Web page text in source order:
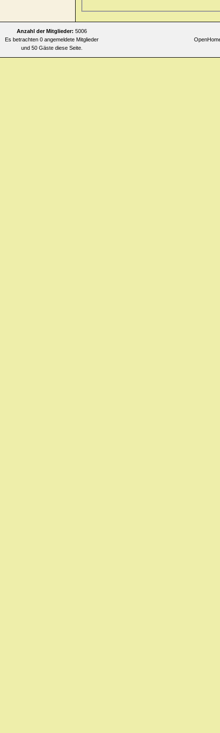
Anzahl der Mitglieder: 5006
Es betrachten 0 angemeldete Mitglieder
und 50 Gäste diese Seite.